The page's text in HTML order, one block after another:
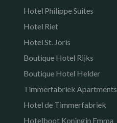
Hotel Philippe Suites
Hotel Riet
Hotel St. Joris
Boutique Hotel Rijks
Boutique Hotel Helder
Timmerfabriek Apartments
Hotel de Timmerfabriek
Hotelboot Koningin Emma